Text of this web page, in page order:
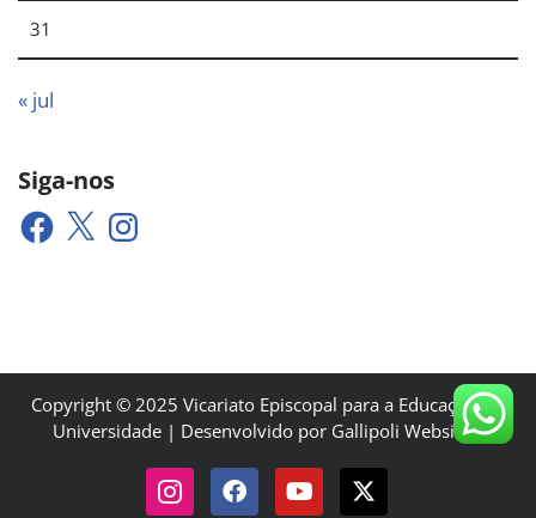
31
« jul
Siga-nos
Copyright © 2025 Vicariato Episcopal para a Educação e a
Universidade | Desenvolvido por Gallipoli Websites.